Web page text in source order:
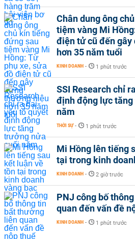
Chân dung ông
tiệm vàng Mi
điện tử cũ đến
hơn 35 năm tuổi
KINH DOANH - 1 phút trước
SSI Research chỉ
định động lực
năm
THỜI SỰ - 1 phút trước
Mi Hồng lên tiếng
tại trong kinh
KINH DOANH - 2 giờ trước
PNJ công bố
quan đến vấn đề
KINH DOANH - 1 phút trước